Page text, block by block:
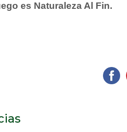
es Naturaleza Al Fin.